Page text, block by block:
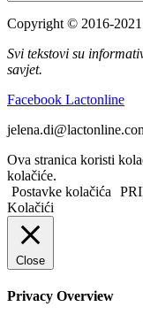
Copyright © 2016-
Svi tekstovi su
savjet.
Facebook Lactonline
Ova stranica koristi
kolačiće.
Postavke kolačića
Kolačići
Close
Privacy Overview